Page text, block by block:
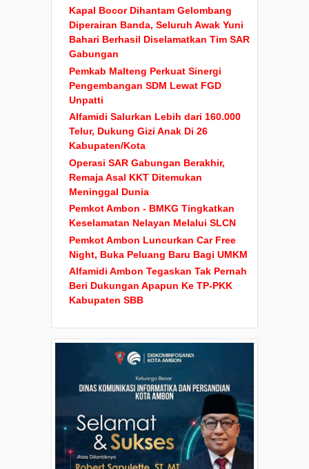
Kapal Bocor Dihantam Gelombang
Diperairan Banda, Seluruh Awak Yuni
Bahari Berhasil Diselamatkan Tim SAR
Gabungan
Pemkab Malteng Perkuat Sinergi
Pengembangan SDM Lewat FGD
Unpatti
Alfamidi Salurkan Lebih dari 160.000
Telur, Dukung Gizi Anak Di 26
Kabupaten/Kota
Operasi SAR Gabungan Berakhir,
Remaja Asal KKT Ditemukan
Meninggal Dunia
Pemkot Ambon - BMKG Tingkatkan
Keselamatan Nelayan Melalui SLCN
Pemkot Ambon Luncurkan Car Free
Night, Buka Peluang Baru Bagi UMKM
Alfamidi Ambon Tegaskan Tak Pernah
Beri Dukungan Apapun Ke TP-PKK
Kabupaten SBB